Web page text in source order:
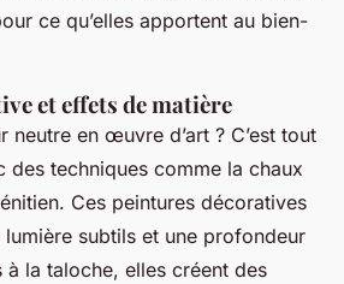
ce qu’elles apportent au bien-
et effets de matière
neutre en œuvre d’art ? C’est tout
des techniques comme la chaux
Ces peintures décoratives
subtils et une profondeur
à la taloche, elles créent des